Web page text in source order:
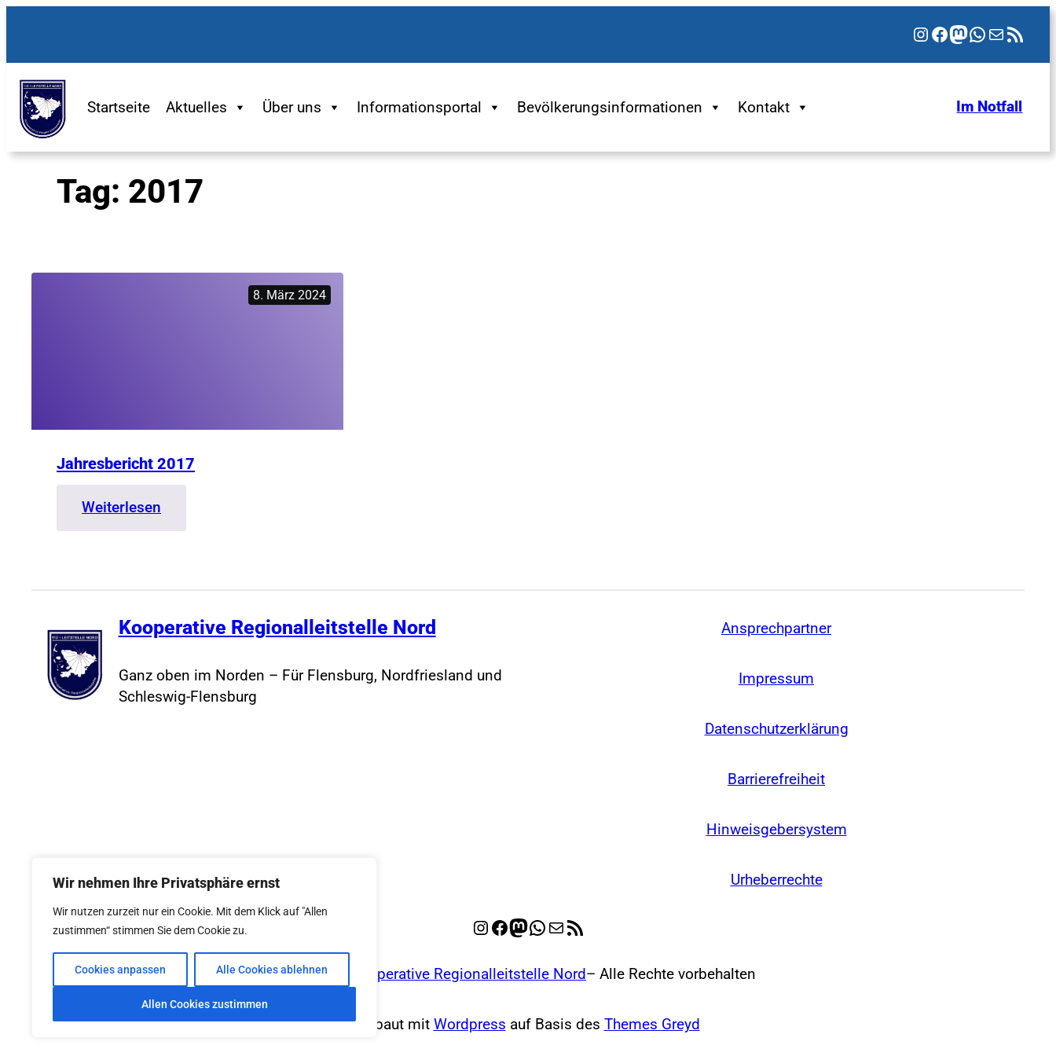
Wir nehmen Ihre Privatsphäre ernst
Wir nutzen zurzeit nur ein Cookie. Mit dem Klick auf "Allen
zustimmen“ stimmen Sie dem Cookie zu.
Cookies anpassen Alle Cookies ablehnen
Allen Cookies zustimmen
Instagram
Facebook
Mastodon
WhatsApp
E-MailRSS-Feed
Startseite Aktuelles Über uns Informationsportal Bevölkerungsinformationen Kontakt Im Notfall
Tag: 2017
8. März 2024
Jahresbericht 2017
Weiterlesen
Jahresbericht
Kooperative Regionalleitstelle Nord
Ganz oben im Norden – Für Flensburg, Nordfriesland und
Schleswig-Flensburg
Ansprechpartner
Impressum
Datenschutzerklärung
Barrierefreiheit
Hinweisgebersystem
Urheberrechte
Instagram
Facebook
Mastodon
WhatsApp
E-MailRSS-Feed
© 2026 Kooperative Regionalleitstelle Nord– Alle Rechte vorbehalten
Gebaut mit Wordpress auf Basis des Themes Greyd